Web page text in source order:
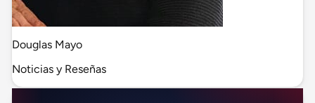
Douglas Mayo
Noticias y Reseñas